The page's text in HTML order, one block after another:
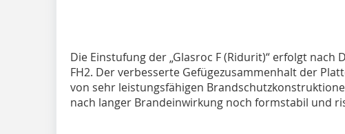
Die Einstufung der „Glasroc F (Ridurit)“ erfolgt nach
FH2. Der verbesserte Gefügezusammenhalt der
von sehr leistungsfähigen
nach langer Brandeinwirkung noch formstabil und